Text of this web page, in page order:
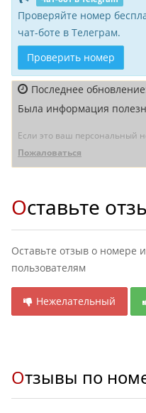
Проверяйте номер
чат-боте в Телеграм.
Проверить номер
Последнее
Была информация
Если это ваш персональный
Пожаловаться
Оставьте
Оставьте отзыв о номере
пользователям
Нежелательный
Отзывы по